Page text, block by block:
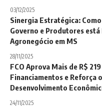
03/12/2025
Sinergia Estratégica:
Governo e Produtores
Agronegócio em MS
28/11/2025
FCO Aprova Mais de R$
Financiamentos e Reforça o
Desenvolvimento
24/11/2025